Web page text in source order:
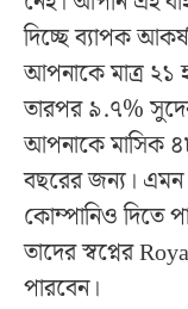
দিচ্ছে ব্যাপক
আপনাকে মাত্র ২১
তারপর ৯.৭%
আপনাকে মাসিক
বছরের জন্য। এমন
কোম্পানিও দিতে
তাদের স্বপ্নের
পারবেন।